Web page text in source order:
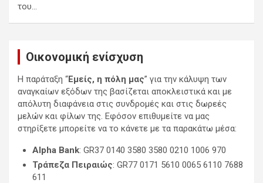
του…
Οικονομική ενίσχυση
Η παράταξη “Εμείς, η πόλη μας” για την κάλυψη των
αναγκαίων εξόδων της βασίζεται αποκλειστικά και με
απόλυτη διαφάνεια στις συνδρομές και στις δωρεές
μελών και φίλων της. Εφόσον επιθυμείτε να μας
στηρίξετε μπορείτε να το κάνετε με τα παρακάτω μέσα:
Alpha Bank: GR37 0140 3580 3580 0210 1006 970
Τράπεζα Πειραιώς: GR77 0171 5610 0065 6110 7688
611